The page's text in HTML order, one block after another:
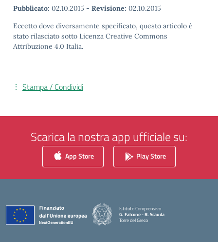
Pubblicato: 02.10.2015 - Revisione: 02.10.2015
Eccetto dove diversamente specificato, questo articolo è
stato rilasciato sotto Licenza Creative Commons
Attribuzione 4.0 Italia.
Stampa / Condividi
Scarica la nostra app ufficiale su:
App Store Play Store
Istituto Comprensivo
G. Falcone - R. Scauda
Torre del Greco